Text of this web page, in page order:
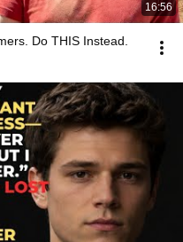
16:56
Do THIS Instead.